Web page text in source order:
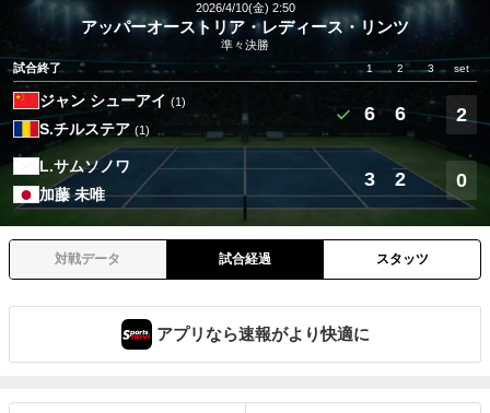
2026/4/10(金) 2:50
アッパーオーストリア・レディース・リンツ
準々決勝
試合終了
1 2 3 set
ジャン シューアイ (1)
S.チルステア (1)
6 6 2
L.サムソノワ
加藤 未唯
3 2 0
対戦データ 試合経過 スタッツ
アプリなら速報がより快適に